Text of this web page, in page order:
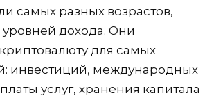
самых разных возрастов,
дохода. Они
для самых
инвестиций, международных
услуг, хранения капитала